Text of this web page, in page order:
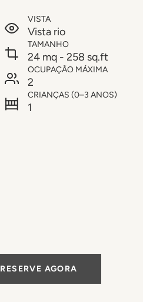
VISTA
Vista rio
TAMANHO
24 mq - 258 sq.ft
OCUPAÇÃO MÁXIMA
2
CRIANÇAS (0–3 ANOS)
1
RESERVE AGORA